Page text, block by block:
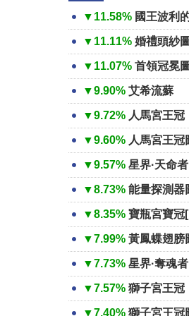
▼11.58% 國王波利
▼11.11% 婚禮頭紗
▼11.07% 首領冠冕
▼9.90% 艾希流蘇
▼9.72% 人馬宮王冠
▼9.60% 人馬宮王冠
▼9.57% 星界·天命者
▼8.73% 能量探測器
▼8.35% 寶瓶宮寶冠
▼7.99% 黃鳳蝶翅膀
▼7.73% 星界·奪魂者
▼7.57% 獅子宮王冠
▼7.40% 獅子宮王冠